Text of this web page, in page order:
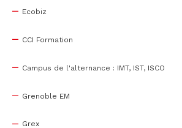
Ecobiz
CCI Formation
Campus de l'alternance : IMT, IST, ISCO
Grenoble EM
Grex